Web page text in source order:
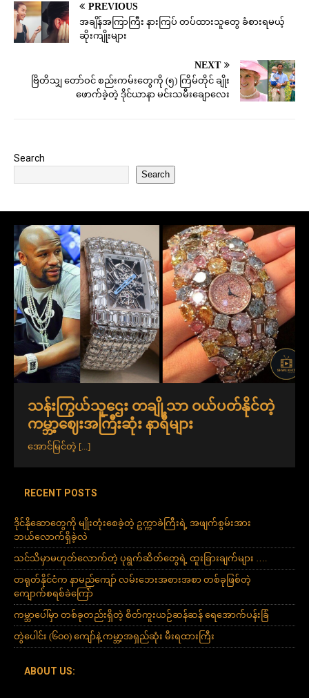
PREVIOUS
အချိန်အကြာကြီး နားကြပ် တပ်ထားသူတွေ ခံစားရမယ့်
ဆိုးကျိုးများ
NEXT
ဗြိတိသျှ တော်ဝင် စည်းကမ်းတွေကို (၅) ကြိမ်တိုင် ချိုး
ဖောက်ခဲ့တဲ့ ဒိုင်ယာနာ မင်းသမီးချောလေး
Search
Search
သန်းကြွယ်သူဌေး တချို့သာ ဝယ်ပတ်နိုင်တဲ့
ကမ္ဘာ့ဈေးအကြီးဆုံး နာရီများ
အောင်မြင်တဲ့ [...]
RECENT POSTS
ဒိုင်နိုဆောတွေကို မျိုးတုံးစေခဲ့တဲ့ ဥက္ကာခဲကြီးရဲ့ အဖျက်စွမ်းအား
ဘယ်လောက်ရှိခဲ့လဲ
သင်သိမှာမဟုတ်လောက်တဲ့ ပုရွက်ဆိတ်တွေရဲ့ ထူးခြားချက်များ ….
တရုတ်နိုင်ငံက နာမည်ကျော် လမ်းဘေးအစားအစာ တစ်ခုဖြစ်တဲ့
ကျောက်စရစ်ခဲကြော်
ကမ္ဘာပေါ်မှာ တစ်ခုတည်းရှိတဲ့ စိတ်ကူးယဉ်ဆန်ဆန် ရေအောက်ပန်းခြံ
တွဲပေါင်း (၆၀၀) ကျော်နဲ့ ကမ္ဘာ့အရှည်ဆုံး မီးရထားကြီး
ABOUT US: